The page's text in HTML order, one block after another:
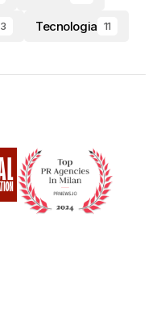
3 Tecnologia 11